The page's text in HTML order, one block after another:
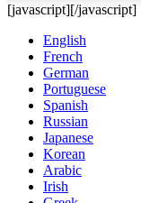
[javascript][/javascript]
English
French
German
Portuguese
Spanish
Russian
Japanese
Korean
Arabic
Irish